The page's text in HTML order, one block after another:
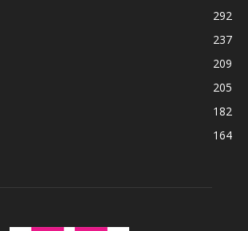
292
237
209
205
182
164